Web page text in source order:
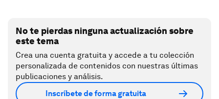
No te pierdas ninguna actualización sobre
este tema
Crea una cuenta gratuita y accede a tu colección
personalizada de contenidos con nuestras últimas
publicaciones y análisis.
Inscríbete de forma gratuita